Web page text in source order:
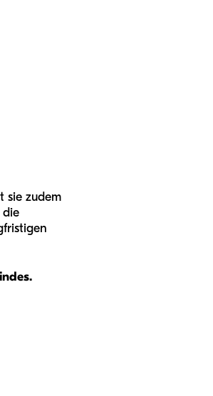
sie zudem
die